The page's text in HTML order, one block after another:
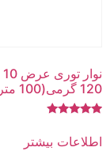
120 گرمی(100 متری)
5.00
از 5
اطلاعات بیشتر